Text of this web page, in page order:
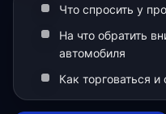
Что спросить у
На что обратить
автомобиля
Как торговаться